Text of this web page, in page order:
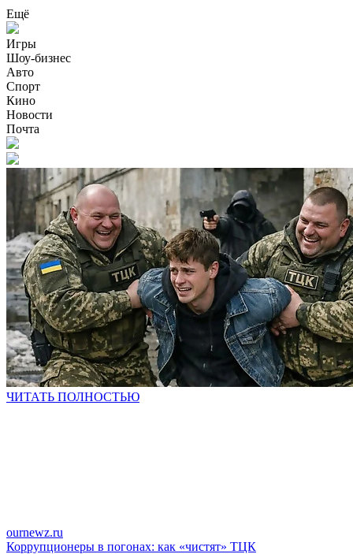
Ещё
Игры
Шоу-бизнес
Авто
Спорт
Кино
Новости
Почта
ЧИТАТЬ ПОЛНОСТЬЮ
ournewz.ru
Коррупционеры в погонах: как «чистят» ТЦК